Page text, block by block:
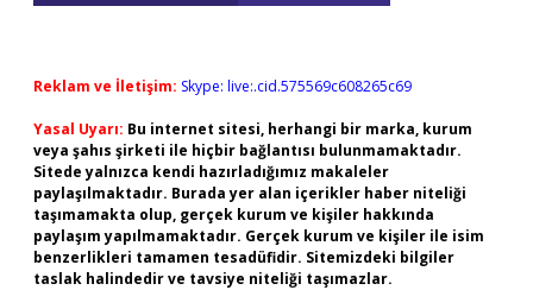
Reklam ve İletişim: Skype: live:.cid.575569c608265c69
Yasal Uyarı: Bu internet sitesi, herhangi bir marka, kurum
veya şahıs şirketi ile hiçbir bağlantısı bulunmamaktadır.
Sitede yalnızca kendi hazırladığımız makaleler
paylaşılmaktadır. Burada yer alan içerikler haber niteliği
taşımamakta olup, gerçek kurum ve kişiler hakkında
paylaşım yapılmamaktadır. Gerçek kurum ve kişiler ile isim
benzerlikleri tamamen tesadüfidir. Sitemizdeki bilgiler
taslak halindedir ve tavsiye niteliği taşımazlar.